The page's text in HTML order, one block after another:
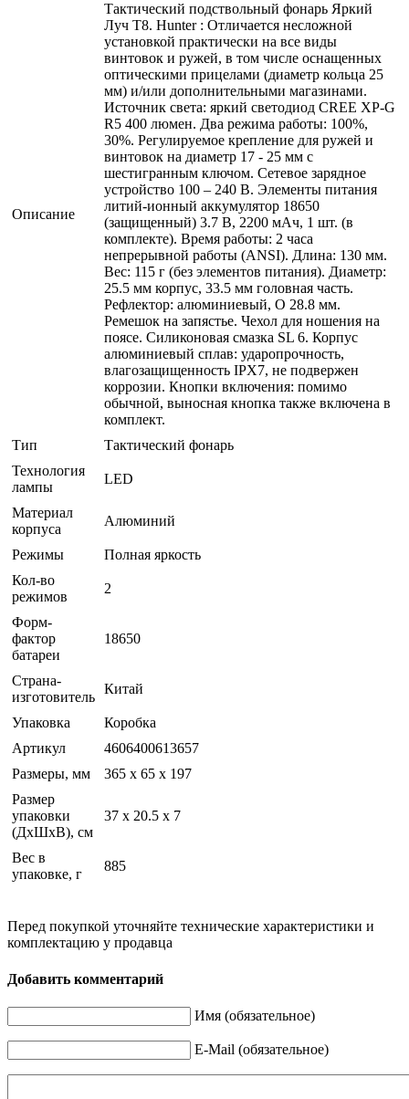
Описание
Тактический подствольный фонарь Яркий
Луч T8. Hunter : Отличается несложной
установкой практически на все виды
винтовок и ружей, в том числе оснащенных
оптическими прицелами (диаметр кольца 25
мм) и/или дополнительными магазинами.
Источник света: яркий светодиод CREE XP-G
R5 400 люмен. Два режима работы: 100%,
30%. Регулируемое крепление для ружей и
винтовок на диаметр 17 - 25 мм с
шестигранным ключом. Сетевое зарядное
устройство 100 – 240 В. Элементы питания
литий-ионный аккумулятор 18650
(защищенный) 3.7 В, 2200 мАч, 1 шт. (в
комплекте). Время работы: 2 часа
непрерывной работы (ANSI). Длина: 130 мм.
Вес: 115 г (без элементов питания). Диаметр:
25.5 мм корпус, 33.5 мм головная часть.
Рефлектор: алюминиевый, O 28.8 мм.
Ремешок на запястье. Чехол для ношения на
поясе. Силиконовая смазка SL 6. Корпус
алюминиевый сплав: ударопрочность,
влагозащищенность IPX7, не подвержен
коррозии. Кнопки включения: помимо
обычной, выносная кнопка также включена в
комплект.
Тип
Тактический фонарь
Технология
лампы
LED
Материал
корпуса
Алюминий
Режимы
Полная яркость
Кол-во
режимов
2
Форм-
фактор
батареи
18650
Страна-
изготовитель
Китай
Упаковка
Коробка
Артикул
4606400613657
Размеры, мм
365 х 65 х 197
Размер
упаковки
(ДхШхВ), см
37 x 20.5 x 7
Вес в
упаковке, г
885
Перед покупкой уточняйте технические характеристики и
комплектацию у продавца
Добавить комментарий
Имя (обязательное)
E-Mail (обязательное)